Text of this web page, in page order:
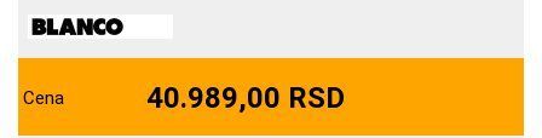
Cena 40.989,00 RSD